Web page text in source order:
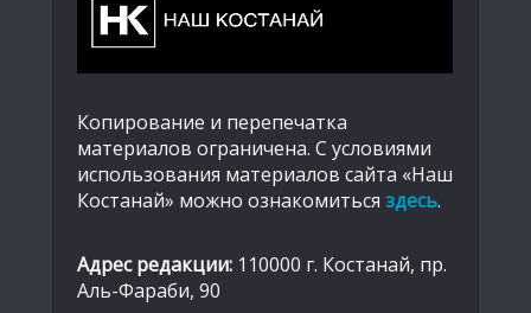
Копирование и перепечатка
материалов ограничена. С условиями
использования материалов сайта «Наш
Костанай» можно ознакомиться здесь.
Адрес редакции: 110000 г. Костанай, пр.
Аль-Фараби, 90